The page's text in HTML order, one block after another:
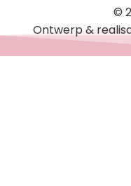
©
Ontwerp &